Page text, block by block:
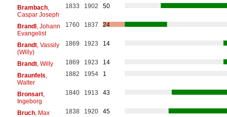
Brambach,
Caspar Joseph
1833 1902 50
Brandl, Johann
Evangelist
1760 1837 24
Brandt, Vassily
(Willy)
1869 1923 14
Brandt, Willy 1869 1923
14
Braunfels
Walter
1882 1954 1
Bronsart,
Ingeborg
1840 1913 43
Bruch, Max 1838 1920
45